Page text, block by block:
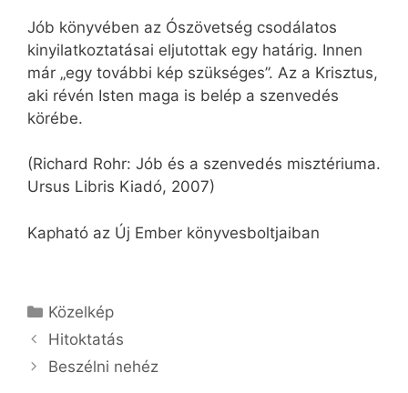
Jób könyvében az Ószövetség csodálatos
kinyilatkoztatásai eljutottak egy határig. Innen
már „egy további kép szükséges”. Az a Krisztus,
aki révén Isten maga is belép a szenvedés
körébe.
(Richard Rohr: Jób és a szenvedés misztériuma.
Ursus Libris Kiadó, 2007)
Kapható az Új Ember könyvesboltjaiban
Kategória
Közelkép
Hitoktatás
Beszélni nehéz